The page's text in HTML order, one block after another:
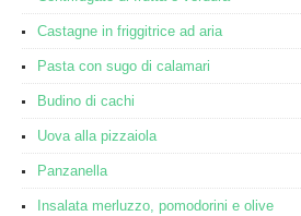
Castagne in friggitrice ad aria
Pasta con sugo di calamari
Budino di cachi
Uova alla pizzaiola
Panzanella
Insalata merluzzo, pomodorini e olive